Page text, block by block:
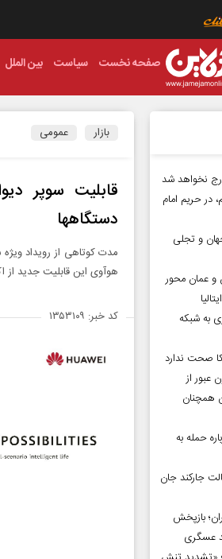
صفحه نخست سیاست بین الملل
بازار عمومی
قابلیت سوپر
دستگاه‎ها
هوآوی این قابلیت جدید
کد خبر: ۱۳۵۳۱۰۹
نخواهد شد
در حریم امام
و تجلی
و عمان محور
به شبکه
صحت ندارد
۶۰ میلیون عبور از
همچنان
حمله به
۱۴ نفر در ایالت جارکند جان
بازپخش
عسگری